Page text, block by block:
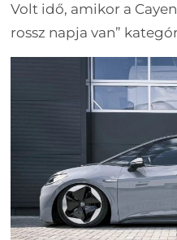
Volt idő, amikor a
rossz napja van”